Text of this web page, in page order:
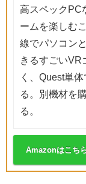
高スペックPC
ームを楽しむ
線でパソコン
きるすごいVR
く、Quest単
る。別機材を
る。
Amazonはこち